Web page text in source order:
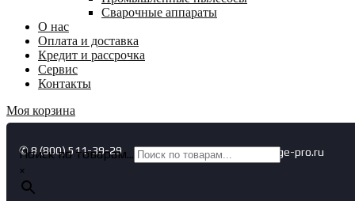
Сварочные аппараты
О нас
Оплата и доставка
Кредит и рассрочка
Сервис
Контакты
Моя корзина
✆ 8 (800) 511-39-29 ✉ info@garage-pro.ru
Поиск по товарам...
×